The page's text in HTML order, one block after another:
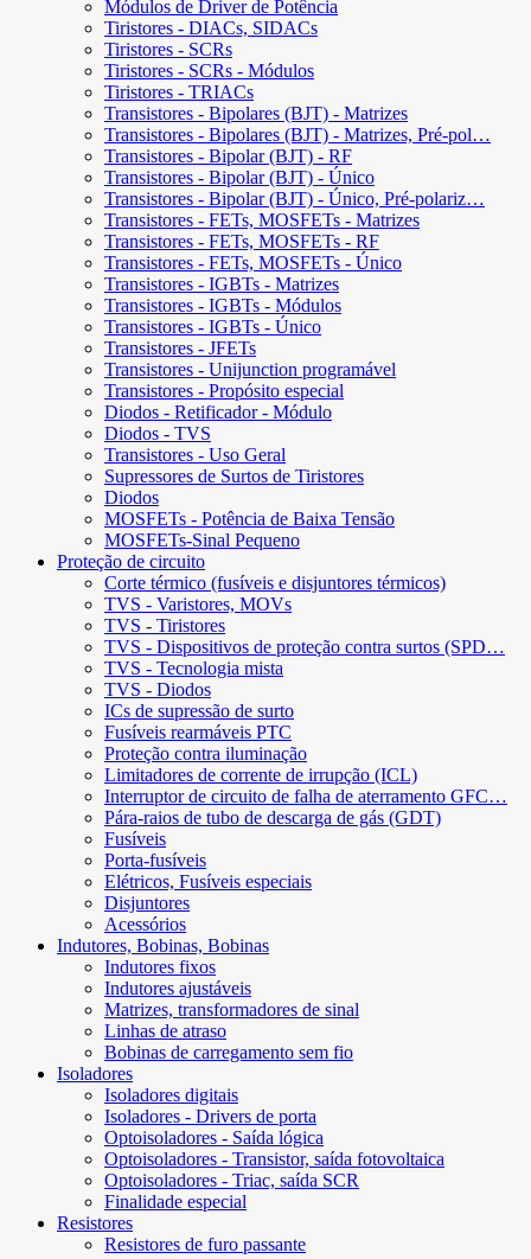
Módulos de Driver de Potência
Tiristores - DIACs, SIDACs
Tiristores - SCRs
Tiristores - SCRs - Módulos
Tiristores - TRIACs
Transistores - Bipolares (BJT) - Matrizes
Transistores - Bipolares (BJT) - Matrizes, Pré-pol…
Transistores - Bipolar (BJT) - RF
Transistores - Bipolar (BJT) - Único
Transistores - Bipolar (BJT) - Único, Pré-polariz…
Transistores - FETs, MOSFETs - Matrizes
Transistores - FETs, MOSFETs - RF
Transistores - FETs, MOSFETs - Único
Transistores - IGBTs - Matrizes
Transistores - IGBTs - Módulos
Transistores - IGBTs - Único
Transistores - JFETs
Transistores - Unijunction programável
Transistores - Propósito especial
Diodos - Retificador - Módulo
Diodos - TVS
Transistores - Uso Geral
Supressores de Surtos de Tiristores
Diodos
MOSFETs - Potência de Baixa Tensão
MOSFETs-Sinal Pequeno
Proteção de circuito
Corte térmico (fusíveis e disjuntores térmicos)
TVS - Varistores, MOVs
TVS - Tiristores
TVS - Dispositivos de proteção contra surtos (SPD…
TVS - Tecnologia mista
TVS - Diodos
ICs de supressão de surto
Fusíveis rearmáveis ​​PTC
Proteção contra iluminação
Limitadores de corrente de irrupção (ICL)
Interruptor de circuito de falha de aterramento GFC…
Pára-raios de tubo de descarga de gás (GDT)
Fusíveis
Porta-fusíveis
Elétricos, Fusíveis especiais
Disjuntores
Acessórios
Indutores, Bobinas, Bobinas
Indutores fixos
Indutores ajustáveis
Matrizes, transformadores de sinal
Linhas de atraso
Bobinas de carregamento sem fio
Isoladores
Isoladores digitais
Isoladores - Drivers de porta
Optoisoladores - Saída lógica
Optoisoladores - Transistor, saída fotovoltaica
Optoisoladores - Triac, saída SCR
Finalidade especial
Resistores
Resistores de furo passante